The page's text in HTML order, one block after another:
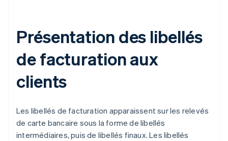
Présentation des libellés
de facturation aux
clients
Les libellés de facturation apparaissent sur les relevés
de carte bancaire sous la forme de libellés
intermédiaires, puis de libellés finaux. Les libellés